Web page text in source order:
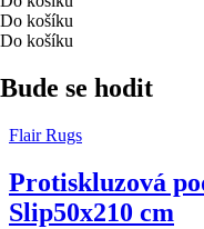
Do košíku
Do košíku
Bude se hodit
Flair Rugs
Protiskluzová
Slip50x210 cm